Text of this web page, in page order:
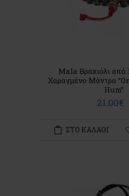
Mala Βραχιόλι
Χαραγμένο Μάντρα
Hum’’
21.00€
ΣΤΟ ΚΑΛΑΘΙ